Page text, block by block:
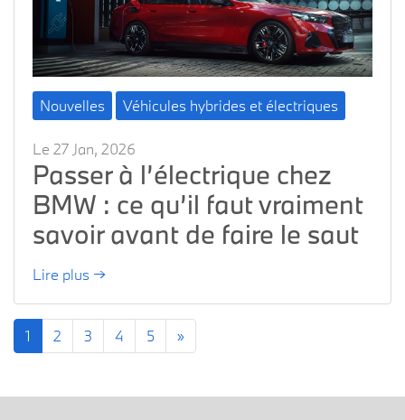
Nouvelles Véhicules hybrides et électriques
Le 27 Jan, 2026
Passer à l’électrique chez
BMW : ce qu’il faut vraiment
savoir avant de faire le saut
Lire plus →
1 2 3 4 5 »